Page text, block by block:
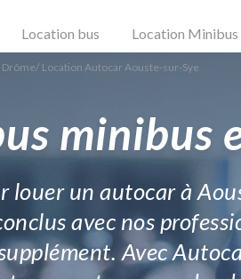
Location bus Location Minibus
Drôme/ Location Autocar Aouste-sur-Sye
minibus
louer un autocar à
avec nos
Avec